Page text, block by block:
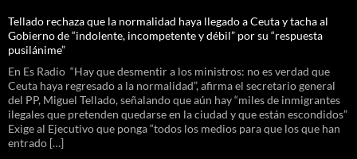
Tellado rechaza que la normalidad haya llegado a Ceuta y tacha al
Gobierno de “indolente, incompetente y débil” por su “respuesta
pusilánime”
En Es Radio “Hay que desmentir a los ministros: no es verdad que
Ceuta haya regresado a la normalidad”, afirma el secretario general
del PP, Miguel Tellado, señalando que aún hay “miles de inmigrantes
ilegales que pretenden quedarse en la ciudad y que están escondidos”
Exige al Ejecutivo que ponga “todos los medios para que los que han
entrado […]